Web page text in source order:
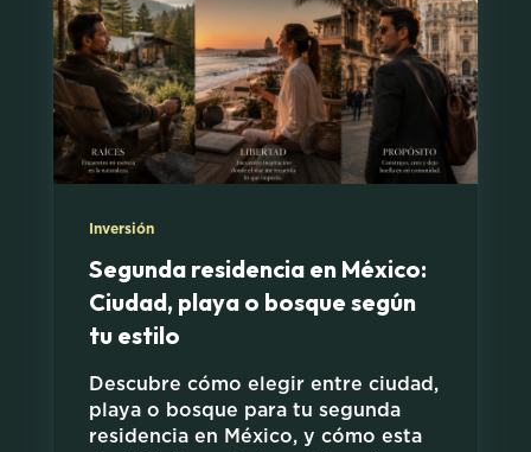
Inversión
Segunda residencia en México:
Ciudad, playa o bosque según
tu estilo
Descubre cómo elegir entre ciudad,
playa o bosque para tu segunda
residencia en México, y cómo esta